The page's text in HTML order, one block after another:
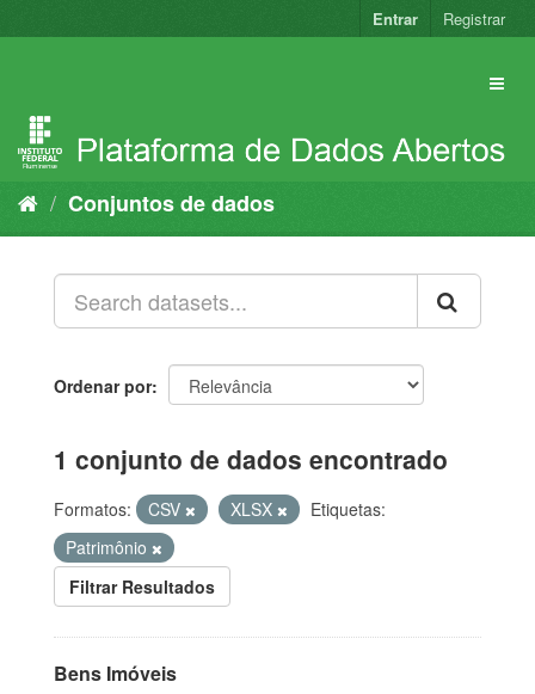
para
Entrar Registrar
Conjuntos de dados
Ordenar por
1 conjunto de dados encontrado
Formatos: CSV XLSX
Etiquetas:
Patrimônio
Filtrar Resultados
Bens Imóveis